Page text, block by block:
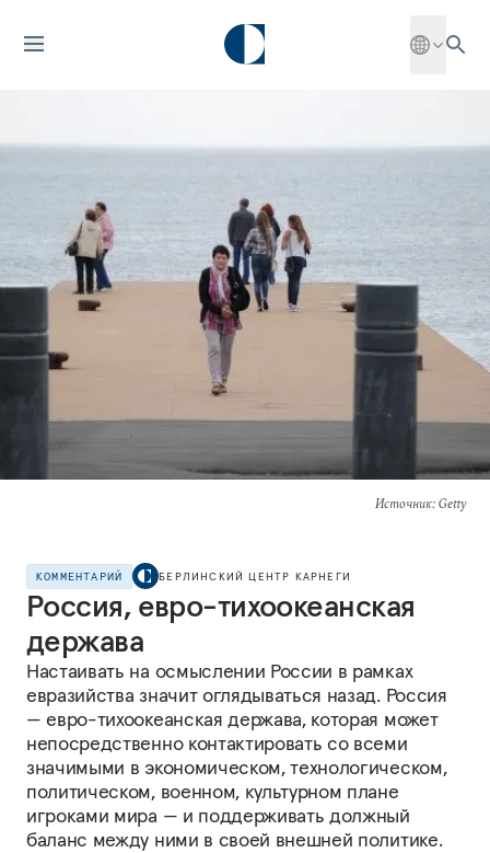
Источник: Getty
КОММЕНТАРИЙ БЕРЛИНСКИЙ ЦЕНТР КАРНЕГИ
Россия, евро-тихоокеанская
держава
Настаивать на осмыслении России в рамках
евразийства значит оглядываться назад. Россия
— евро-тихоокеанская держава, которая может
непосредственно контактировать со всеми
значимыми в экономическом, технологическом,
политическом, военном, культурном плане
игроками мира — и поддерживать должный
баланс между ними в своей внешней политике.